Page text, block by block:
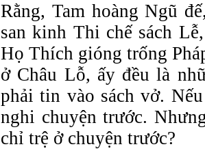
Rằng, Tam hoàng Ngũ
san kinh Thi chế sách
Họ Thích gióng trống
ở Châu Lỗ, ấy đều là
phải tin vào sách vở.
nghi chuyện trước.
chỉ trệ ở chuyện trước?